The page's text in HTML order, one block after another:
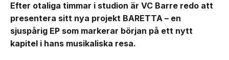
Efter otaliga timmar i studion är VC Barre redo att
presentera sitt nya projekt BARETTA – en
sjuspårig EP som markerar början på ett nytt
kapitel i hans musikaliska resa.